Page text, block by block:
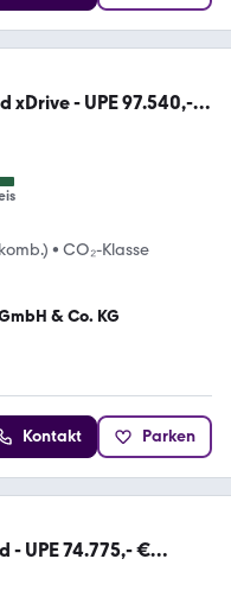
xDrive - UPE 97.540,- €
• CO₂-Klasse
& Co. KG
Kontakt Parken
- UPE 74.775,- €